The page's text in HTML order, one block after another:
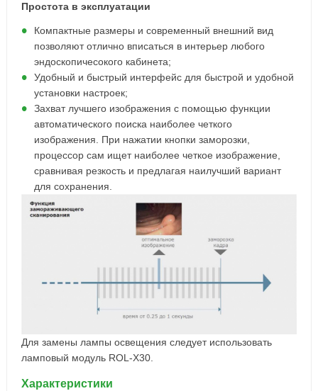
Простота в эксплуатации
Компактные размеры и современный внешний вид
позволяют отлично вписаться в интерьер любого
эндоскопичесокого кабинета;
Удобный и быстрый интерфейс для быстрой и удобной
установки настроек;
Захват лучшего изображения с помощью функции
автоматического поиска наиболее четкого
изображения. При нажатии кнопки заморозки,
процессор сам ищет наиболее четкое изображение,
сравнивая резкость и предлагая наилучший вариант
для сохранения.
Для замены лампы освещения следует использовать
ламповый модуль ROL-X30.
Характеристики